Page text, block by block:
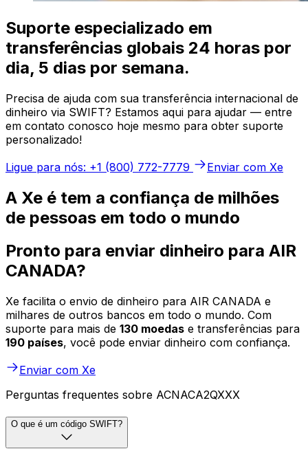
Suporte especializado em
transferências globais 24 horas por
dia, 5 dias por semana.
Precisa de ajuda com sua transferência internacional de
dinheiro via SWIFT? Estamos aqui para ajudar — entre
em contato conosco hoje mesmo para obter suporte
personalizado!
Ligue para nós: +1 (800) 772-7779
Enviar com Xe
A Xe é tem a confiança de milhões
de pessoas em todo o mundo
Pronto para enviar dinheiro para AIR
CANADA?
Xe facilita o envio de dinheiro para AIR CANADA e
milhares de outros bancos em todo o mundo. Com
suporte para mais de 130 moedas e transferências para
190 países, você pode enviar dinheiro com confiança.
Enviar com Xe
Perguntas frequentes sobre ACNACA2QXXX
O que é um código SWIFT?